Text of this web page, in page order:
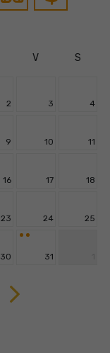
V S
2 3 4
9 10 11
16 17 18
23 24 25
30 31